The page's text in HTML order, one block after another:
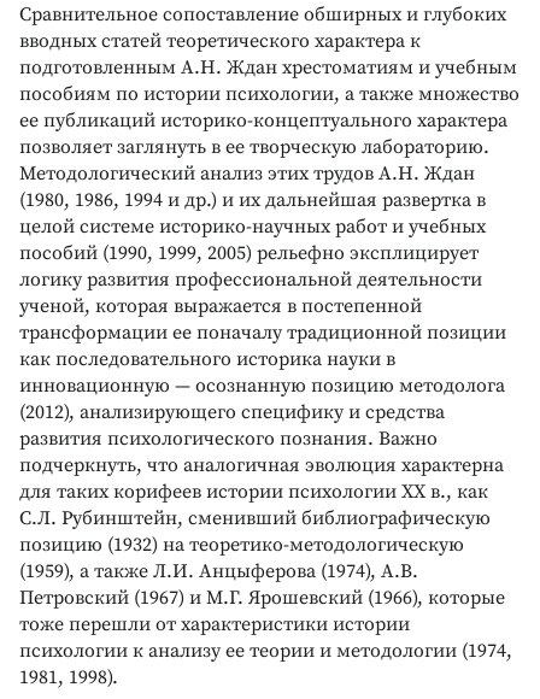
Сравнительное сопоставление обширных и глубоких
вводных статей теоретического характера к
подготовленным А.Н. Ждан хрестоматиям и учебным
пособиям по истории психологии, а также множество
ее публикаций историко-концептуального характера
позволяет заглянуть в ее творческую лабораторию.
Методологический анализ этих трудов А.Н. Ждан
(1980, 1986, 1994 и др.) и их дальнейшая развертка в
целой системе историко-научных работ и учебных
пособий (1990, 1999, 2005) рельефно эксплицирует
логику развития профессиональной деятельности
ученой, которая выражается в постепенной
трансформации ее поначалу традиционной позиции
как последовательного историка науки в
инновационную — осознанную позицию методолога
(2012), анализирующего специфику и средства
развития психологического познания. Важно
подчеркнуть, что аналогичная эволюция характерна
для таких корифеев истории психологии ХХ в., как
С.Л. Рубинштейн, сменивший библиографическую
позицию (1932) на теоретико-методологическую
(1959), а также Л.И. Анцыферова (1974), А.В.
Петровский (1967) и М.Г. Ярошевский (1966), которые
тоже перешли от характеристики истории
психологии к анализу ее теории и методологии (1974,
1981, 1998).